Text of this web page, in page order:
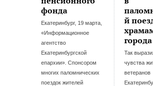
фонда
Екатеринбург, 19 марта,
«Информационное
агентство
Екатеринбургской
епархии». Спонсором
многих паломнических
поездок жителей
й
города
Так
чувства
ветеранов